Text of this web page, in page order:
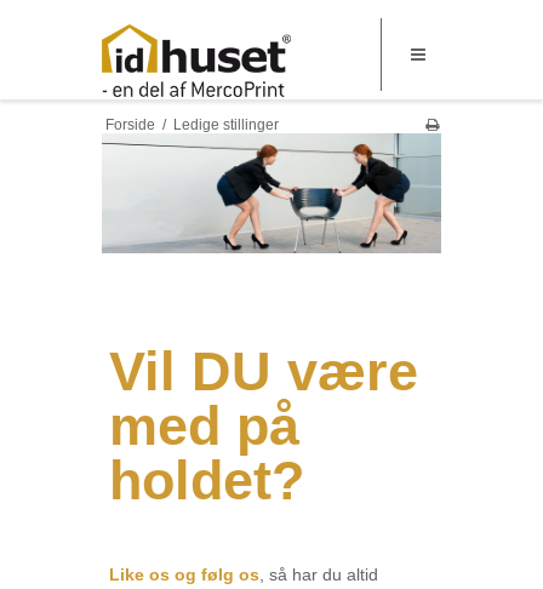
Forside / Ledige stillinger
Vil DU være
med på
holdet?
Like os og følg os, så har du altid